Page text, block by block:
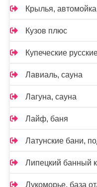
Крылья, автомойка
Кузов плюс
Купеческие
Лавиаль, сауна
Лагуна, сауна
Лайф, баня
Латунские бани,
Липецкий банный
Лукоморье, база